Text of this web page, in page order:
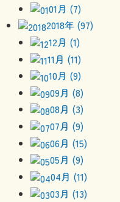
01月 (7)
2018年 (97)
12月 (1)
11月 (11)
10月 (9)
09月 (8)
08月 (3)
07月 (9)
06月 (15)
05月 (9)
04月 (11)
03月 (13)